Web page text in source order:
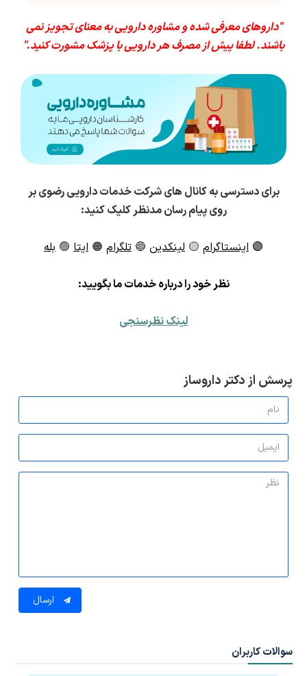
"داروهای معرفی شده و مشاوره دارویی به معنای تجویز نمی
باشند. لطفا پیش از مصرف هر دارویی با پزشک مشورت کنید."
برای دسترسی به کانال های شرکت خدمات دارویی رضوی بر
روی پیام رسان مدنظر کلیک کنید:
🟣 اینستاگرام 🟡 لینکدین 🔵 تلگرام 🟠 ایتا 🟢 بله
نظر خود را درباره خدمات ما بگویید:
لینک نظرسنجی
پرسش از دکتر داروساز
ارسال
سوالات کاربران